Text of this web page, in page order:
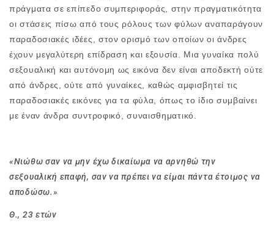
πράγματα σε επίπεδο συμπεριφοράς, στην πραγματικότητα
οι στάσεις πίσω από τους ρόλους των φύλων αναπαράγουν
παραδοσιακές ιδέες, στον ορισμό των οποίων οι άνδρες
έχουν μεγαλύτερη επίδραση και εξουσία. Μια γυναίκα πολύ
σεξουαλική και αυτόνομη ως εικόνα δεν είναι αποδεκτή ούτε
από άνδρες, ούτε από γυναίκες, καθώς αμφισβητεί τις
παραδοσιακές εικόνες για τα φύλα, όπως το ίδιο συμβαίνει
με έναν άνδρα συντροφικό, συναισθηματικό.
«Νιώθω σαν να μην έχω δικαίωμα να αρνηθώ την
σεξουαλική επαφή, σαν να πρέπει να είμαι πάντα έτοιμος να
αποδώσω.»
Θ., 23 ετών